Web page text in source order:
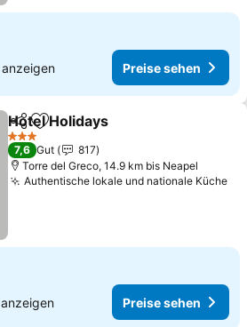
anzeigen Preise sehen
TeilenZu Favoriten hinzufügen
Hotel Holidays
3 Sterne
7,6 Gut
817
Torre del Greco, 14.9 km bis Neapel
Authentische lokale und nationale Küche
anzeigen Preise sehen